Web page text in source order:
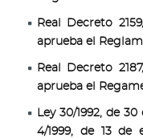
Real Decreto
aprueba el
Real Decreto
aprueba el
Ley 30/1992, de
4/1999, de 13 de